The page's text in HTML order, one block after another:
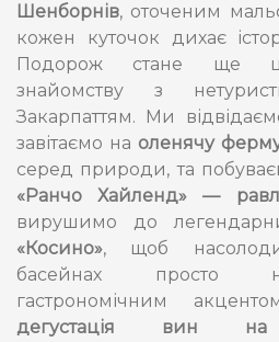
Шенборнів, оточеним
кожен куточок дихає
Подорож стане ще
знайомству з
Закарпаттям. Ми
завітаємо на оленячу
серед природи, та
«Ранчо Хайленд» —
вирушимо до
«Косино», щоб
басейнах просто
гастрономічним
дегустація вин